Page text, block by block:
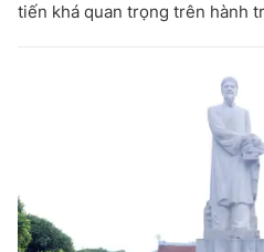
tiến khá quan trọng trên hành